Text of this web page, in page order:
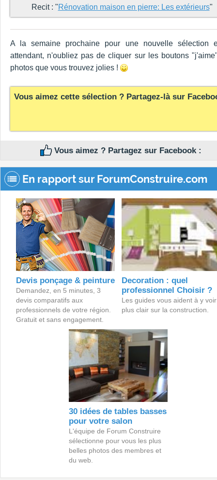
Recit : "Rénovation maison en pierre: Les extérieurs"
A la semaine prochaine pour une nouvelle sélection
attendant, n'oubliez pas de cliquer sur les boutons
photos que vous trouvez jolies !
Vous aimez cette sélection ? Partagez-là sur
Vous aimez ? Partagez sur Facebook :
En rapport sur ForumConstruire.com
Devis ponçage & peinture
Demandez, en 5 minutes, 3
devis comparatifs aux
professionnels de votre région.
Gratuit et sans engagement.
Decoration : quel
professionnel Choisir ?
Les guides vous aident à y voir
plus clair sur la construction.
30 idées de tables basses
pour votre salon
L'équipe de Forum Construire
sélectionne pour vous les plus
belles photos des membres et
du web.